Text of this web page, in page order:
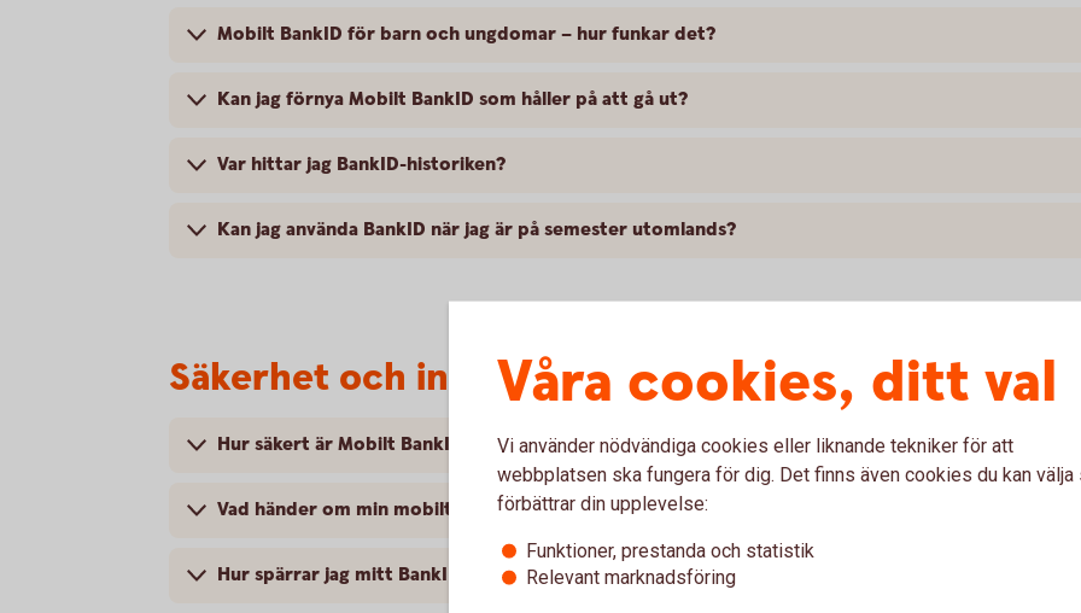
Mobilt BankID för barn och ungdomar – hur funkar det?
Kan jag förnya Mobilt BankID som håller på att gå ut?
Var hittar jag BankID-historiken?
Kan jag använda BankID när jag är på semester utomlands?
Säkerhet och integritet
Hur säkert är Mobilt BankID?
Vad händer om min mobiltelefon blir stulen? Hur gör jag?
Hur spärrar jag mitt BankID?
Våra cookies, ditt val
Vi använder nödvändiga cookies eller liknande tekniker för att
webbplatsen ska fungera för dig. Det finns även cookies du kan välja
förbättrar din upplevelse:
Funktioner, prestanda och statistik
Relevant marknadsföring